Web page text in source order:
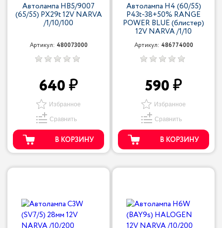
Автолампа HB5/9007
(65/55) PX29t 12V NARVA
/1/10/100
Артикул: 480073000
640
Избранное
Сравнить
В КОРЗИНУ
Автолампа H4 (60/55)
P43t-38+50% RANGE
POWER BLUE (блистер)
12V NARVA /1/10
Артикул: 486774000
590
Избранное
Сравнить
В КОРЗИНУ